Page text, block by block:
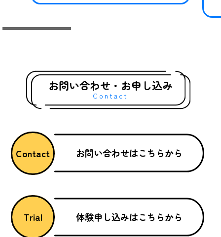
継続ではありませんので、必ずお申し込みな
参加いただけなかった場合、対象期間のトレ
っ
お問い合わせ・お申し込み
Contact
Contact お問い合わせはこちらから
Trial 体験申し込みはこちらから